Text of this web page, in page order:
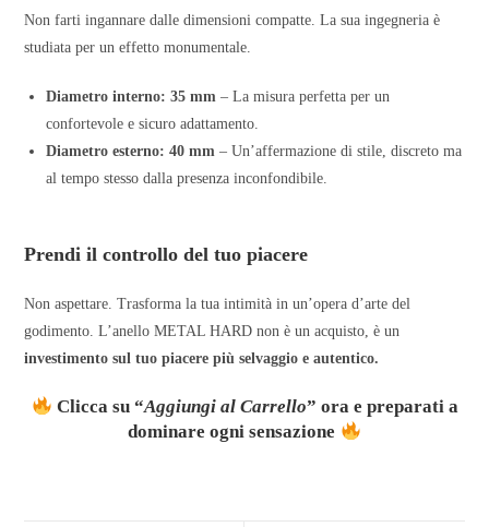
Non farti ingannare dalle dimensioni compatte. La sua ingegneria è
studiata per un effetto monumentale.
Diametro interno: 35 mm – La misura perfetta per un
confortevole e sicuro adattamento.
Diametro esterno: 40 mm – Un’affermazione di stile, discreto ma
al tempo stesso dalla presenza inconfondibile.
Prendi il controllo del tuo piacere
Non aspettare. Trasforma la tua intimità in un’opera d’arte del
godimento. L’anello METAL HARD non è un acquisto, è un
investimento sul tuo piacere più selvaggio e autentico.
Clicca su “Aggiungi al Carrello” ora e preparati a
dominare ogni sensazione